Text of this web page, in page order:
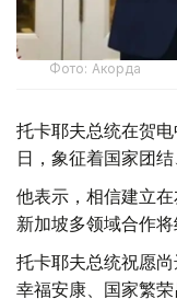
Фото: Акорда
托卡耶夫总统在贺
日，象征着国家团
他表示，相信建立
新加坡多领域合作
托卡耶夫总统祝愿
幸福安康、国家繁荣